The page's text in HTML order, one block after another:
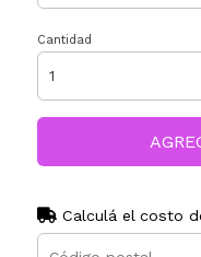
Cantidad
Calculá el costo